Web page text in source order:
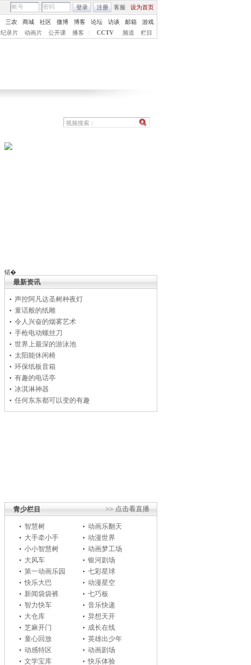
客服 设为首页
登录 注册
三农 商城 社区 微博 博客 论坛 访谈 邮箱
游戏
纪录片 动画片 公开课 播客 CCTV 频道 栏目
锘�
最新资讯
声控阿凡达圣树种夜灯
童话般的纸雕
令人兴奋的烟雾艺术
手枪电动螺丝刀
世界上最深的游泳池
太阳能休闲椅
环保纸板音箱
有趣的电话亭
冰淇淋神器
任何东东都可以变的有趣
>> 点击看直播
青少栏目
智慧树
动画乐翻天
大手牵小手
动漫世界
小小智慧树
动画梦工场
大风车
银河剧场
第一动画乐园
七彩星球
快乐大巴
动漫星空
新闻袋袋裤
七巧板
智力快车
音乐快递
大仓库
异想天开
芝麻开门
成长在线
童心回放
英雄出少年
动感特区
动画剧场
文学宝库
快乐体验